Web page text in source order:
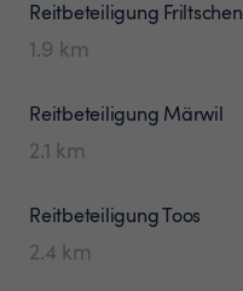
Reitbeteiligung Friltschen
1.9 km
Reitbeteiligung Märwil
2.1 km
ReitbeteiligungToos
2.4 km